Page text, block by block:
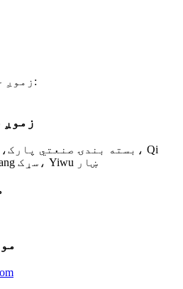
زموږ خبر پاڼه کې ګډون وکړئ:
Jiguang سړک، Choujiang سړک، Yiwu ښار